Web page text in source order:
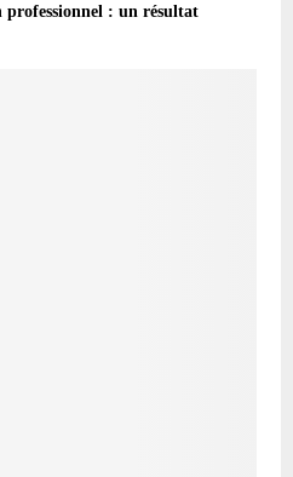
professionnel : un résultat